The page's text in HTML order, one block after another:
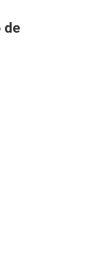
de